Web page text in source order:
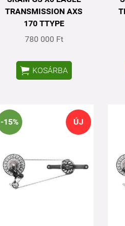
TRANSMISSION AXS
170 TTYPE
780 000 Ft
 KOSÁRBA
ÚJ
-15%